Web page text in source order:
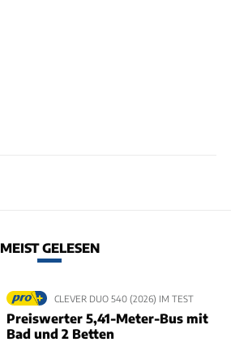
MEIST GELESEN
CLEVER DUO 540 (2026) IM TEST
Preiswerter 5,41-Meter-Bus mit
Bad und 2 Betten